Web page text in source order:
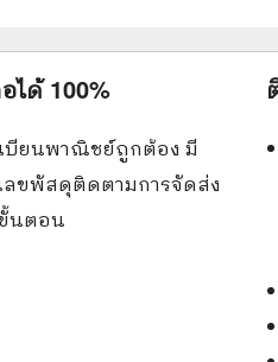
ได้ 100%
บียนพาณิชย์ถูกต้อง มี
ลขพัสดุติดตามการจัดส่ง
นตอน